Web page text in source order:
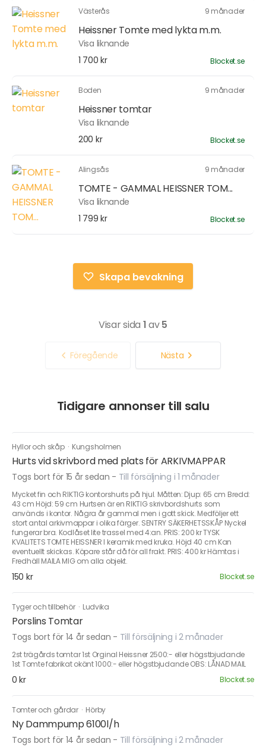
Västerås 9 månader
Heissner Tomte med lykta m.m.
Visa liknande
1 700 kr
Blocket.se
Boden 9 månader
Heissner tomtar
Visa liknande
200 kr
Blocket.se
Alingsås 9 månader
TOMTE - GAMMAL HEISSNER TOM...
Visa liknande
1 799 kr
Blocket.se
Skapa bevakning
Visar sida 1av5
Föregående Nästa
Tidigare annonser till salu
Hyllor och skåp · Kungsholmen
Hurts vid skrivbord med plats för ARKIVMAPPAR
Togs bort för 15 år sedan - Till försäljning i 1 månader
Mycket fin och RIKTIG kontorshurts på hjul. Måtten: Djup: 65 cm Bredd:
43 cm Höjd: 59 cm Hurtsen är en RIKTIG skrivbordshurts som
används i kontor. Några år gammal men i gott skick. Medföljer ett
stort antal arkivmappar i olika färger. SENTRY SÄKERHETSSKÅP Nyckel
fungerar bra. Kodlåset lite trassel med 4:an. PRIS: 200 kr TYSK
KVALITETS TOMTE HEISSNER I keramik med kruka. Höjd 40 cm Kan
eventuellt skickas. Köpare står då för all frakt. PRIS: 400 kr Hämtas i
Fredhäll MAILA MIG om alla objekt.
150 kr Blocket.se
Tyger och tillbehör · Ludvika
Porslins Tomtar
Togs bort för 14 år sedan - Till försäljning i 2 månader
2st trägårds tomtar 1st Orginal Heissner 2500:- eller högstbjudande
1st Tomte fabrikat okänt 1000:- eller högstbjudande OBS: LÅNAD MAIL
0 kr Blocket.se
Tomter och gårdar · Hörby
Ny Dammpump 6100l/h
Togs bort för 14 år sedan - Till försäljning i 2 månader